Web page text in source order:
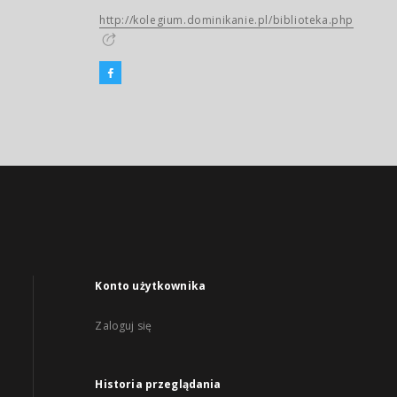
http://kolegium.dominikanie.pl/biblioteka.php
Konto użytkownika
Zaloguj się
Historia przeglądania